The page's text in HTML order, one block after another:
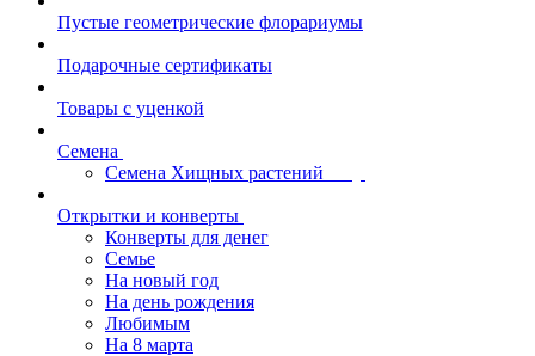
Пустые геометрические флорариумы
Подарочные сертификаты
Товары с уценкой
Семена
Семена Хищных растений
Открытки и конверты
Конверты для денег
Семье
На новый год
На день рождения
Любимым
На 8 марта